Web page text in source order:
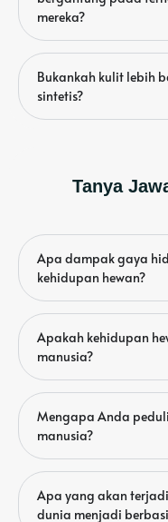
mereka?
Bukankah kulit lebih
sintetis?
Tanya
Apa dampak gaya
kehidupan hewan?
Apakah kehidupan
manusia?
Mengapa Anda
manusia?
Apa yang akan
dunia menjadi